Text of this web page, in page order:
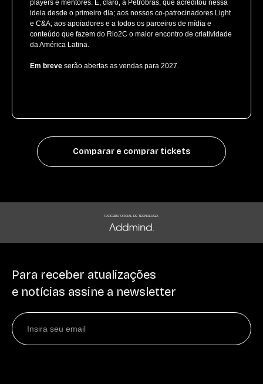
players e mentores. E, claro, à Petrobras, que acreditou nessa
ideia desde o primeiro dia; aos nossos co-patrocinadores Light
e C&A; aos apoiadores e a todos os parceiros de mídia e
conteúdo que fazem do Rio2C o maior encontro de criatividade
da América Latina.
Em breve serão abertas as vendas para 2027.
Comparar e comprar tickets
PARCEIRO OFICIAL DE TECNOLOGIA
Para receber atualizações
e notícias assine a newsletter